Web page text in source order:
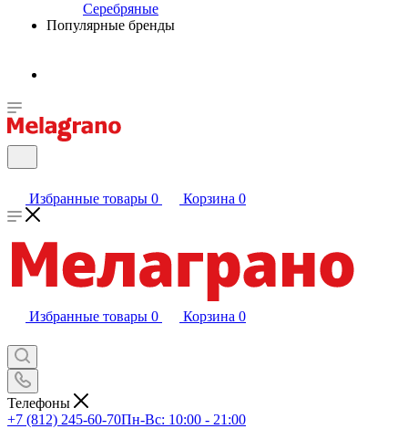
Серебряные
Популярные бренды
Избранные товары 0 Корзина 0
Избранные товары 0 Корзина 0
Телефоны
+7 (812) 245-60-70Пн-Вс: 10:00 - 21:00